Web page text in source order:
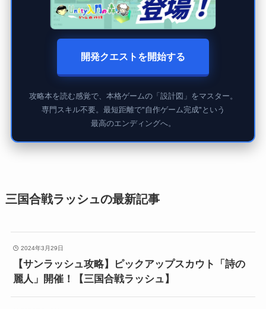
開発クエストを開始する
攻略本を読む感覚で、本格ゲームの「設計図」をマスター。
専門スキル不要。最短距離で"自作ゲーム完成"という
最高のエンディングへ。
三国合戦ラッシュの最新記事
2024年3月29日
【サンラッシュ攻略】ピックアップスカウト「詩の
麗人」開催！【三国合戦ラッシュ】